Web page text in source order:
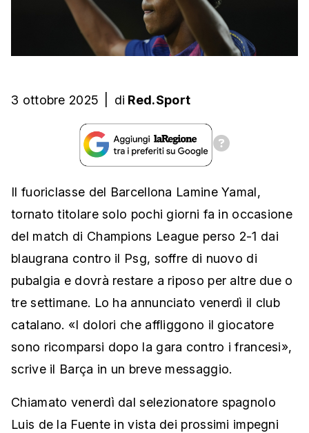
3 ottobre 2025 di Red.Sport
Il fuoriclasse del Barcellona Lamine Yamal,
tornato titolare solo pochi giorni fa in occasione
del match di Champions League perso 2-1 dai
blaugrana contro il Psg, soffre di nuovo di
pubalgia e dovrà restare a riposo per altre due o
tre settimane. Lo ha annunciato venerdì il club
catalano. «I dolori che affliggono il giocatore
sono ricomparsi dopo la gara contro i francesi»,
scrive il Barça in un breve messaggio.
Chiamato venerdì dal selezionatore spagnolo
Luis de la Fuente in vista dei prossimi impegni